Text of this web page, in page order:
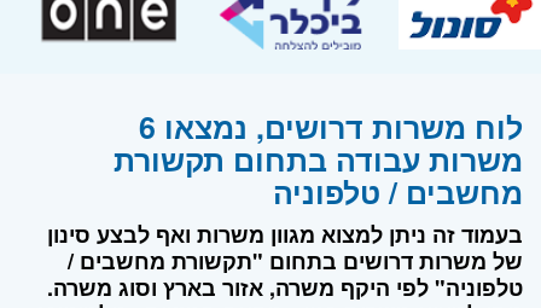
לוח משרות דרושים, נמצאו 6
משרות עבודה בתחום תקשורת
מחשבים / טלפוניה
בעמוד זה ניתן למצוא מגוון משרות ואף לבצע סינון
של משרות דרושים בתחום "תקשורת מחשבים /
טלפוניה" לפי היקף משרה, אזור בארץ וסוג משרה.